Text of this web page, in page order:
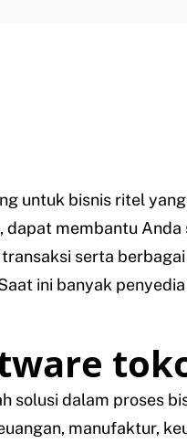
untuk bisnis ritel
dapat membantu
serta
ini banyak penyedia
solusi dalam proses
manufaktur,